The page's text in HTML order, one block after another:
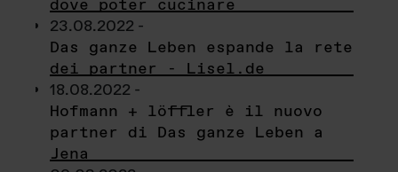
dove poter cucinare
23.08.2022 -
Das ganze Leben espande la rete
dei partner - Lisel.de
18.08.2022 -
Hofmann + löffler è il nuovo
partner di Das ganze Leben a
Jena